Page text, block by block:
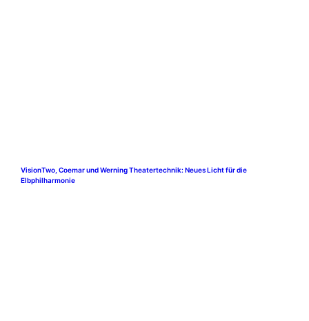
VisionTwo, Coemar und Werning Theatertechnik: Neues Licht für die
Elbphilharmonie